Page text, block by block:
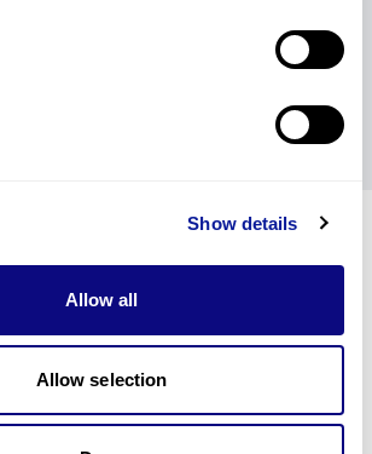
Show details
Allow all
Allow selection
쓰리빌리언과
함께 하고 있습니다